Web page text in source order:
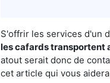
S'offrir les services d'un
les cafards transportent
atout serait donc de
cet article qui vous